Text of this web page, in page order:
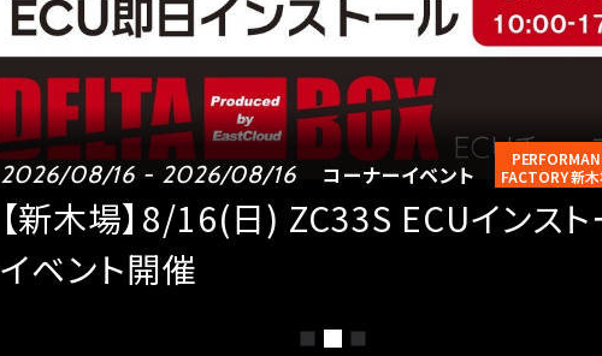
2026/08/16 - 2026/08/16 コーナーイベント
FACTORY 新
【新木場】8/16(日) ZC33S ECUインス
イベント開催